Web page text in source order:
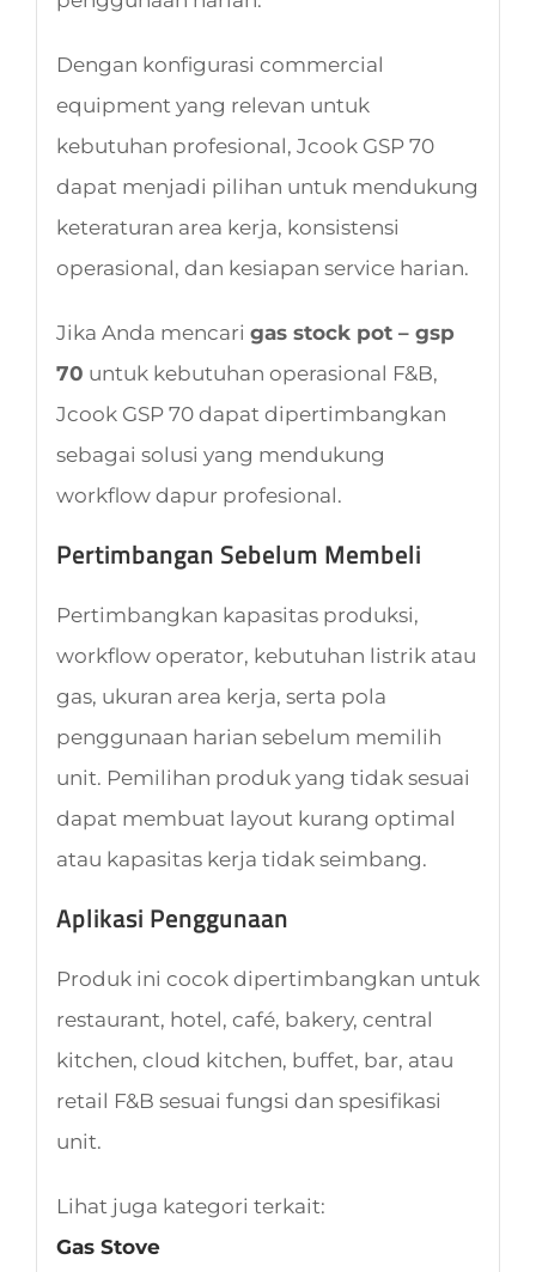
Dengan konfigurasi commercial
equipment yang relevan untuk
kebutuhan profesional, Jcook GSP 70
dapat menjadi pilihan untuk mendukung
keteraturan area kerja, konsistensi
operasional, dan kesiapan service harian.
Jika Anda mencari gas stock pot – gsp
70 untuk kebutuhan operasional F&B,
Jcook GSP 70 dapat dipertimbangkan
sebagai solusi yang mendukung
workflow dapur profesional.
Pertimbangan Sebelum Membeli
Pertimbangkan kapasitas produksi,
workflow operator, kebutuhan listrik atau
gas, ukuran area kerja, serta pola
penggunaan harian sebelum memilih
unit. Pemilihan produk yang tidak sesuai
dapat membuat layout kurang optimal
atau kapasitas kerja tidak seimbang.
Aplikasi Penggunaan
Produk ini cocok dipertimbangkan untuk
restaurant, hotel, café, bakery, central
kitchen, cloud kitchen, buffet, bar, atau
retail F&B sesuai fungsi dan spesifikasi
unit.
Lihat juga kategori terkait:
Gas Stove